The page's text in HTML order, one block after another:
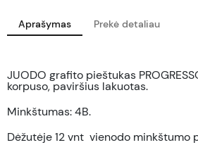
Aprašymas Prekė detaliau
JUODO grafito pieštukas
korpuso, paviršius lakuotas.
Minkštumas: 4B.
Dėžutėje 12 vnt vienodo minkštumo